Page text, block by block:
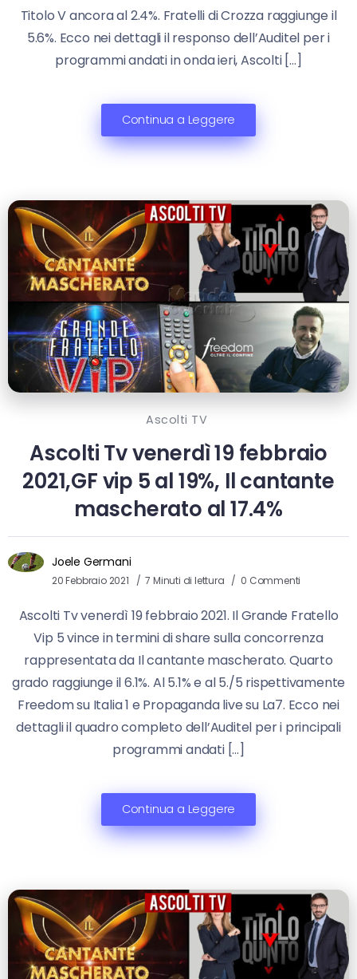
Titolo V ancora al 2.4%. Fratelli di Crozza raggiunge il
5.6%. Ecco nei dettagli il responso dell’Auditel per i
programmi andati in onda ieri, Ascolti […]
Continua a Leggere
Ascolti TV
Ascolti Tv venerdì 19 febbraio
2021,GF vip 5 al 19%, Il cantante
mascherato al 17.4%
Joele Germani
20 Febbraio 2021 7 Minuti di lettura 0 Commenti
Ascolti Tv venerdì 19 febbraio 2021. Il Grande Fratello
Vip 5 vince in termini di share sulla concorrenza
rappresentata da Il cantante mascherato. Quarto
grado raggiunge il 6.1%. Al 5.1% e al 5./5 rispettivamente
Freedom su Italia 1 e Propaganda live su La7. Ecco nei
dettagli il quadro completo dell’Auditel per i principali
programmi andati […]
Continua a Leggere